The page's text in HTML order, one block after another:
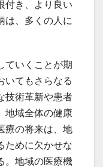
付き、より良い
は、多くの人に
ていくことが期
いてもさらなる
技術革新や患者
地域全体の健康
療の将来は、地
ために欠かせな
。地域の医療機